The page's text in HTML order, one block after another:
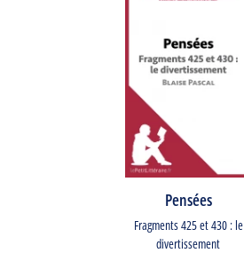
Pensées
Fragments 425 et 430 : le
divertissement